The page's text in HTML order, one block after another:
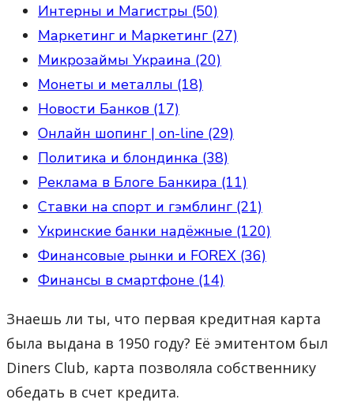
Интерны и Магистры (50)
Маркетинг и Маркетинг (27)
Микрозаймы Украина (20)
Монеты и металлы (18)
Новости Банков (17)
Онлайн шопинг | on-line (29)
Политика и блондинка (38)
Реклама в Блоге Банкира (11)
Ставки на спорт и гэмблинг (21)
Укринские банки надёжные (120)
Финансовые рынки и FOREX (36)
Финансы в смартфоне (14)
Знаешь ли ты, что первая кредитная карта
была выдана в 1950 году? Её эмитентом был
Diners Club, карта позволяла собственнику
обедать в счет кредита.